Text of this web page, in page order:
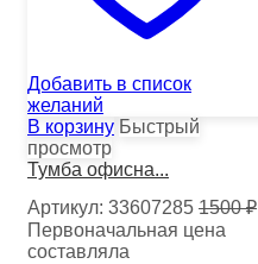
Добавить в список
желаний
В корзину Быстрый
просмотр
Тумба офисна...
Артикул: 33607285 1500₽
Первоначальная цена
составляла